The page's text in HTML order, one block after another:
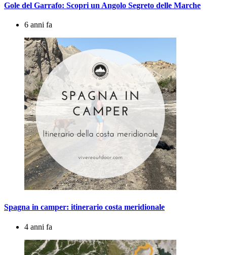
Gole del Garrafo: Scopri un Angolo Segreto delle Marche
6 anni fa
Spagna in camper: itinerario costa meridionale
4 anni fa